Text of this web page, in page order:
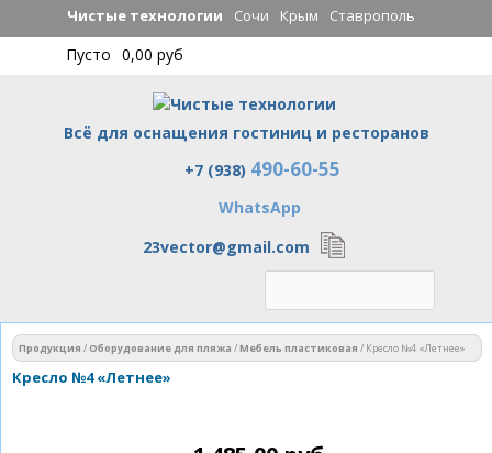
Перейти к
основному
содержанию
Чистые технологии Сочи Крым Ставрополь
Пусто 0,00 руб
Всё для оснащения гостиниц и ресторанов
Чистые технологии
+7 (938) 490-60-55
WhatsApp
23vector@gmail.com
Вы здесь
Продукция / Оборудование для пляжа /Мебель пластиковая / Кресло №4 «Летнее»
Кресло №4 «Летнее»